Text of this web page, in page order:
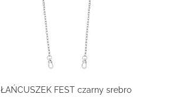
ŁAŃCUSZEK FEST czarny srebro